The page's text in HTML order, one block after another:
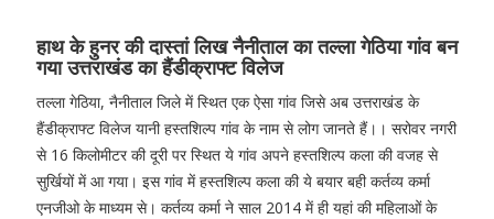
हाथ के हुनर की दास्तां लिख नैनीताल का तल्ला गेठिया गांव बन
गया उत्तराखंड का हैंडीक्राफ्ट विलेज
तल्ला गेठिया, नैनीताल जिले में स्थित एक ऐसा गांव जिसे अब उत्तराखंड के
हैंडीक्राफ्ट विलेज यानी हस्तशिल्प गांव के नाम से लोग जानते हैं।। सरोवर नगरी
से 16 किलोमीटर की दूरी पर स्थित ये गांव अपने हस्तशिल्प कला की वजह से
सुर्खियों में आ गया। इस गांव में हस्तशिल्प कला की ये बयार बही कर्तव्य कर्मा
एनजीओ के माध्यम से। कर्तव्य कर्मा ने साल 2014 में ही यहां की महिलाओं के